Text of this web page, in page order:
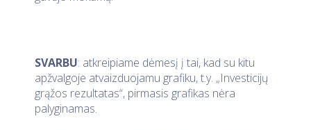
SVARBU: atkreipiame dėmesį į tai, kad su kitu
apžvalgoje atvaizduojamu grafiku, t.y. „Investicijų
grąžos rezultatas“, pirmasis grafikas nėra
palyginamas.